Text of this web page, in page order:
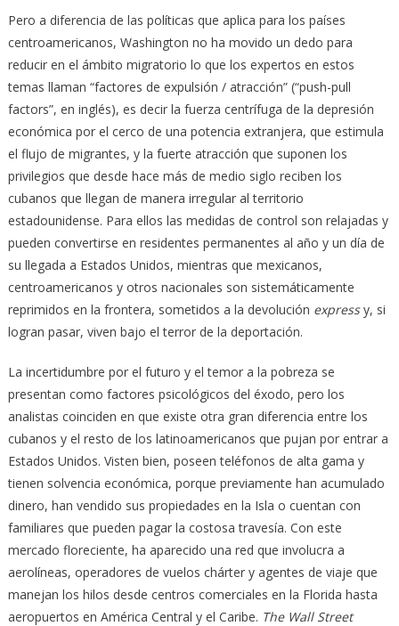
Pero a diferencia de las políticas que aplica para los países
centroamericanos, Washington no ha movido un dedo para
reducir en el ámbito migratorio lo que los expertos en estos
temas llaman “factores de expulsión / atracción” (“push-pull
factors”, en inglés), es decir la fuerza centrífuga de la depresión
económica por el cerco de una potencia extranjera, que estimula
el flujo de migrantes, y la fuerte atracción que suponen los
privilegios que desde hace más de medio siglo reciben los
cubanos que llegan de manera irregular al territorio
estadounidense. Para ellos las medidas de control son relajadas y
pueden convertirse en residentes permanentes al año y un día de
su llegada a Estados Unidos, mientras que mexicanos,
centroamericanos y otros nacionales son sistemáticamente
reprimidos en la frontera, sometidos a la devolución expressy, si
logran pasar, viven bajo el terror de la deportación.
La incertidumbre por el futuro y el temor a la pobreza se
presentan como factores psicológicos del éxodo, pero los
analistas coinciden en que existe otra gran diferencia entre los
cubanos y el resto de los latinoamericanos que pujan por entrar a
Estados Unidos. Visten bien, poseen teléfonos de alta gama y
tienen solvencia económica, porque previamente han acumulado
dinero, han vendido sus propiedades en la Isla o cuentan con
familiares que pueden pagar la costosa travesía. Con este
mercado floreciente, ha aparecido una red que involucra a
aerolíneas, operadores de vuelos chárter y agentes de viaje que
manejan los hilos desde centros comerciales en la Florida hasta
aeropuertos en América Central y el Caribe. The Wall Street